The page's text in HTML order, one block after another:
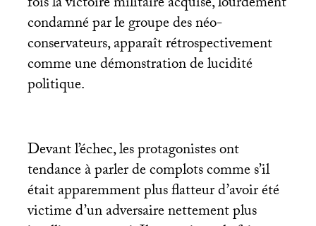
condamné par le groupe des néo-
conservateurs, apparaît rétrospectivement
comme une démonstration de lucidité
politique.
Devant l’échec, les protagonistes ont
tendance à parler de complots comme s’il
était apparemment plus flatteur d’avoir été
victime d’un adversaire nettement plus